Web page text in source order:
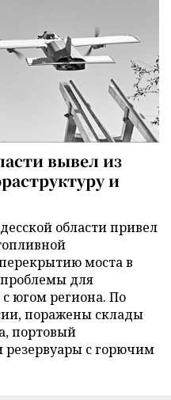
вывел из
и
области привел
моста в
проблемы для
югом региона. По
поражены склады
портовый
с горючим